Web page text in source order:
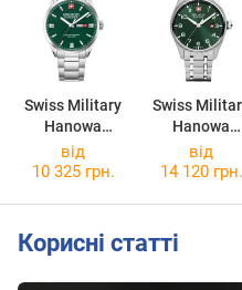
Swiss Military
Hanowa
Roadrunner
Maxed
3
Swiss
Hanowa
Thunderbolt
від
10 325 грн.
від
14 120 грн.
Корисні статті